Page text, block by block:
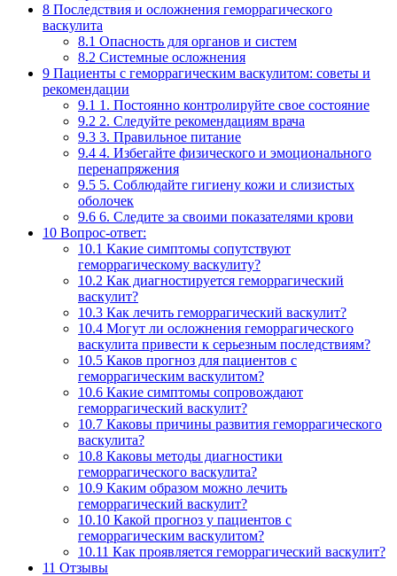
8 Последствия и осложнения геморрагического
васкулита
8.1 Опасность для органов и систем
8.2 Системные осложнения
9 Пациенты с геморрагическим васкулитом: советы и
рекомендации
9.1 1. Постоянно контролируйте свое состояние
9.2 2. Следуйте рекомендациям врача
9.3 3. Правильное питание
9.4 4. Избегайте физического и эмоционального
перенапряжения
9.5 5. Соблюдайте гигиену кожи и слизистых
оболочек
9.6 6. Следите за своими показателями крови
10 Вопрос-ответ:
10.1 Какие симптомы сопутствуют
геморрагическому васкулиту?
10.2 Как диагностируется геморрагический
васкулит?
10.3 Как лечить геморрагический васкулит?
10.4 Могут ли осложнения геморрагического
васкулита привести к серьезным последствиям?
10.5 Каков прогноз для пациентов с
геморрагическим васкулитом?
10.6 Какие симптомы сопровождают
геморрагический васкулит?
10.7 Каковы причины развития геморрагического
васкулита?
10.8 Каковы методы диагностики
геморрагического васкулита?
10.9 Каким образом можно лечить
геморрагический васкулит?
10.10 Какой прогноз у пациентов с
геморрагическим васкулитом?
10.11 Как проявляется геморрагический васкулит?
11 Отзывы